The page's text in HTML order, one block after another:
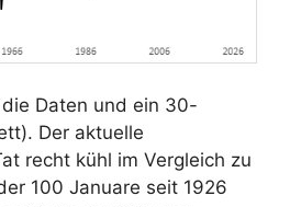
Daten und ein 30-
Der aktuelle
recht kühl im Vergleich zu
100 Januare seit 1926